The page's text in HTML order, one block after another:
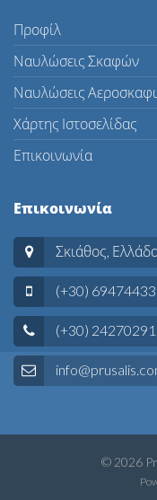
Προφίλ
Ναυλώσεις Σκαφών
Ναυλώσεις
Χάρτης Ιστοσελίδας
Επικοινωνία
Επικοινωνία
Σκιάθος,
(+30)
(+30)
© 2026